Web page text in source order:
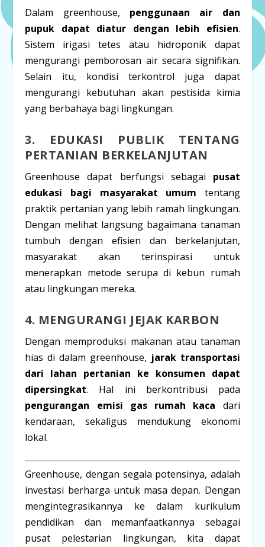
Dalam greenhouse, penggunaan air dan
pupuk dapat diatur dengan lebih efisien.
Sistem irigasi tetes atau hidroponik dapat
mengurangi pemborosan air secara signifikan.
Selain itu, kondisi terkontrol juga dapat
mengurangi kebutuhan akan pestisida kimia
yang berbahaya bagi lingkungan.
3. EDUKASI PUBLIK TENTANG
PERTANIAN BERKELANJUTAN
Greenhouse dapat berfungsi sebagai pusat
edukasi bagi masyarakat umum tentang
praktik pertanian yang lebih ramah lingkungan.
Dengan melihat langsung bagaimana tanaman
tumbuh dengan efisien dan berkelanjutan,
masyarakat akan terinspirasi untuk
menerapkan metode serupa di kebun rumah
atau lingkungan mereka.
4. MENGURANGI JEJAK KARBON
Dengan memproduksi makanan atau tanaman
hias di dalam greenhouse, jarak transportasi
dari lahan pertanian ke konsumen dapat
dipersingkat. Hal ini berkontribusi pada
pengurangan emisi gas rumah kaca dari
kendaraan, sekaligus mendukung ekonomi
lokal.
Greenhouse, dengan segala potensinya, adalah
investasi berharga untuk masa depan. Dengan
mengintegrasikannya ke dalam kurikulum
pendidikan dan memanfaatkannya sebagai
pusat pelestarian lingkungan, kita dapat